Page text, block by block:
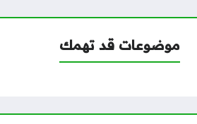
موضوعات قد تهمك